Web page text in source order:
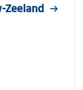
Zeeland